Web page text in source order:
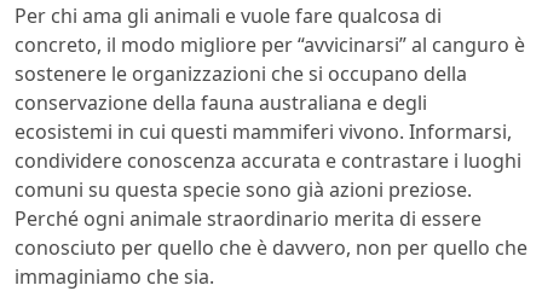
Per chi ama gli animali e vuole fare qualcosa di
concreto, il modo migliore per “avvicinarsi” al canguro è
sostenere le organizzazioni che si occupano della
conservazione della fauna australiana e degli
ecosistemi in cui questi mammiferi vivono. Informarsi,
condividere conoscenza accurata e contrastare i luoghi
comuni su questa specie sono già azioni preziose.
Perché ogni animale straordinario merita di essere
conosciuto per quello che è davvero, non per quello che
immaginiamo che sia.